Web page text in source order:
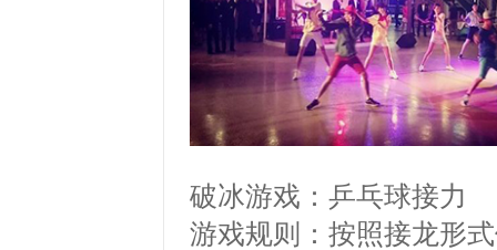
破冰游戏：乒乓球接力
游戏规则：按照接龙形